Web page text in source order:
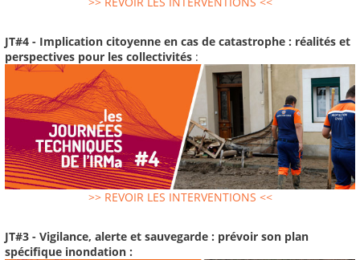
JT#4 - Implication citoyenne en cas de catastrophe : réalités et
perspectives pour les collectivités :
>> REVOIR LES INTERVENTIONS <<
JT#3 - Vigilance, alerte et sauvegarde : prévoir son plan
spécifique inondation :